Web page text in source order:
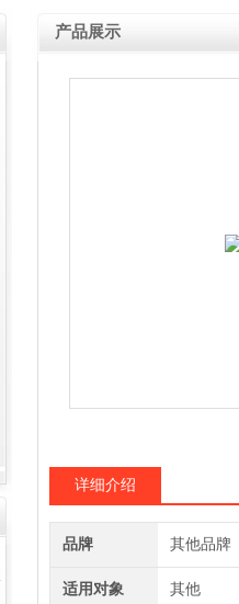
产品展示
详细介绍
品牌 其他品牌
适用对象 其他